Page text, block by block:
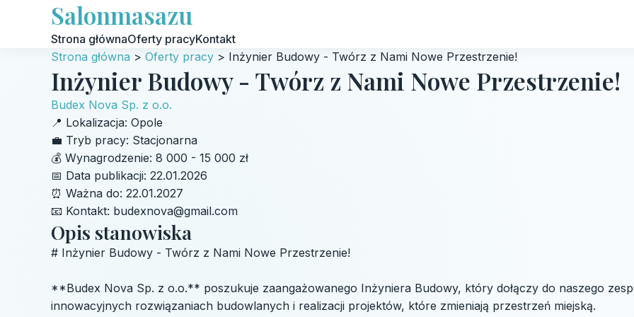
Salonmasazu
Strona głównaOferty pracyKontakt
Strona główna > Oferty pracy > Inżynier Budowy - Twórz z Nami Nowe Przestrzenie!
Inżynier Budowy - Twórz z Nami Nowe Przestrzenie!
Budex Nova Sp. z o.o.
📍 Lokalizacja: Opole
💼 Tryb pracy: Stacjonarna
💰 Wynagrodzenie: 8 000 - 15 000 zł
📅 Data publikacji: 22.01.2026
⏰ Ważna do: 22.01.2027
📧 Kontakt: budexnova@gmail.com
Opis stanowiska
# Inżynier Budowy - Twórz z Nami Nowe Przestrzenie!
**Budex Nova Sp. z o.o.** poszukuje zaangażowanego Inżyniera Budowy, który dołączy do naszego
innowacyjnych rozwiązaniach budowlanych i realizacji projektów, które zmieniają przestrzeń miejską.